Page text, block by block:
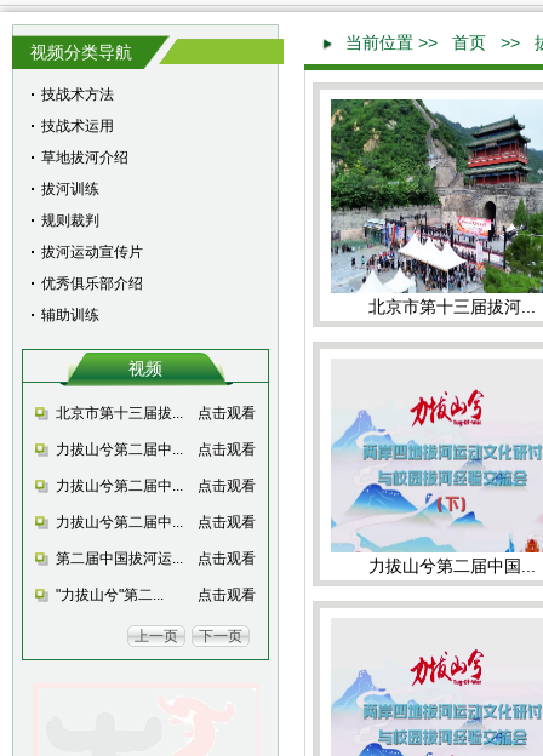
视频分类导航
技战术方法
技战术运用
草地拔河介绍
拔河训练
规则裁判
拔河运动宣传片
优秀俱乐部介绍
辅助训练
当前位置 &gt;> 首页 &gt;>
北京市第十三届拔河...
力拔山兮第二届中国...